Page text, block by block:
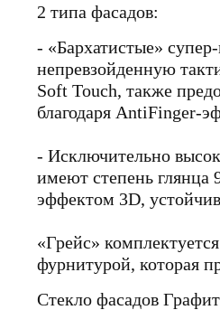
2 типа фасадов:
- «Бархатистые»
непревзойденную
Soft Touch, также
благодаря AntiFinger-
- Исключительно
имеют степень глянца
эффектом 3D,
«Грейс»
фурнитурой, которая
Стекло фасадов